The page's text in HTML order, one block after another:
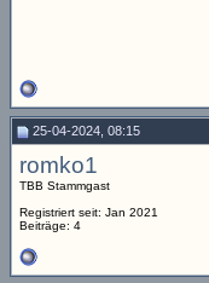
25-04-2024, 08:15
romko1
TBB Stammgast
Registriert seit: Jan 2021
Beiträge: 4